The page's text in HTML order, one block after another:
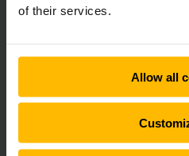
of their services.
Allow all
FULL FLEXIBILITET
Hyra ledtruck /
Vi har låglyftare/
rätt låglyftare för just